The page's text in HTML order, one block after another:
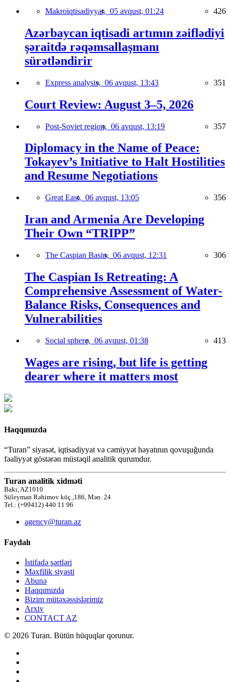
Makroiqtisadiyyat, 05 avqust, 01:24 426
Azərbaycan iqtisadi artımın zəiflədiyi
şəraitdə rəqəmsallaşmanı
sürətləndirir
Express analysis, 06 avqust, 13:43 351
Court Review: August 3–5, 2026
Post-Soviet region, 06 avqust, 13:19 357
Diplomacy in the Name of Peace:
Tokayev’s Initiative to Halt Hostilities
and Resume Negotiations
Great East, 06 avqust, 13:05 356
Iran and Armenia Are Developing
Their Own “TRIPP”
The Caspian Basin, 06 avqust, 12:31 306
The Caspian Is Retreating: A
Comprehensive Assessment of Water-
Balance Risks, Consequences and
Vulnerabilities
Social sphere, 06 avqust, 01:38 413
Wages are rising, but life is getting
dearer where it matters most
Haqqımızda
“Turan” siyasət, iqtisadiyyat və cəmiyyət həyatının qovuşuğunda
fəaliyyət göstərən müstəqil analitik qurumdur.
Turan analitik xidməti
Bakı, AZ1010
Süleyman Rəhimov küç.,186, Mən. 24
Tel.: (+99412) 440 11 96
agency@turan.az
Faydalı
İstifadə şərtləri
Məxfilik siyasti
Abunə
Haqqımızda
Bizim mütəxəssislərimiz
Arxiv
CONTACT AZ
© 2026 Turan. Bütün hüquqlar qorunur.